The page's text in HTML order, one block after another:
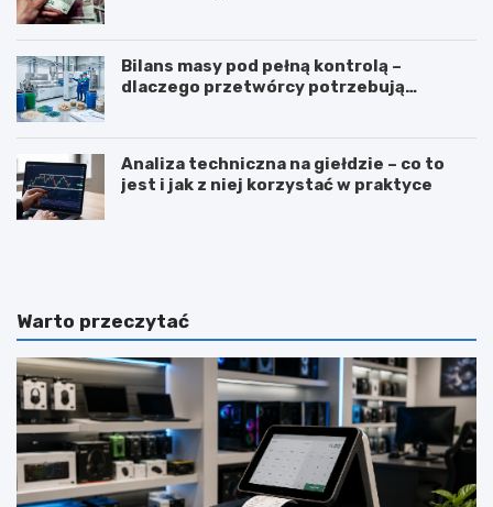
Bilans masy pod pełną kontrolą –
dlaczego przetwórcy potrzebują
Analiza techniczna na giełdzie – co to
jest i jak z niej korzystać w praktyce
Z
d
i
e
t
e
t
k
a
T
c
z
e
n
i
e
ę
z
Warto przeczytać